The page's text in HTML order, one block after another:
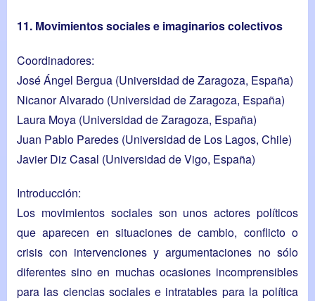
11. Movimientos sociales e imaginarios colectivos
Coordinadores:
José Ángel Bergua (Universidad de Zaragoza, España)
Nicanor Alvarado (Universidad de Zaragoza, España)
Laura Moya (Universidad de Zaragoza, España)
Juan Pablo Paredes (Universidad de Los Lagos, Chile)
Javier Diz Casal (Universidad de Vigo, España)
Introducción:
Los movimientos sociales son unos actores políticos
que aparecen en situaciones de cambio, conflicto o
crisis con intervenciones y argumentaciones no sólo
diferentes sino en muchas ocasiones incomprensibles
para las ciencias sociales e intratables para la política